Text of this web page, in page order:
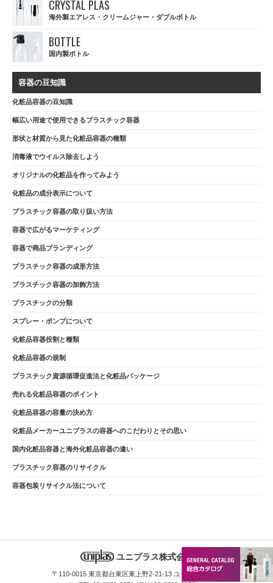
CRYSTAL PLAS
海外製エアレス・クリームジャー・ダブルボトル
BOTTLE
国内製ボトル
容器の豆知識
化粧品容器の豆知識
幅広い用途で使用できるプラスチック容器
形状と材質から見た化粧品容器の種類
消毒液でウイルス除去しよう
オリジナルの化粧品を作ってみよう
化粧品の成分表示について
プラスチック容器の取り扱い方法
容器で広がるマーケティング
容器で商品ブランディング
プラスチック容器の成形方法
プラスチック容器の加飾方法
プラスチックの分類
スプレー・ポンプについて
化粧品容器役割と種類
化粧品容器の規制
プラスチック資源循環促進法と化粧品パッケージ
売れる化粧品容器のポイント
化粧品容器の容量の決め方
化粧品メーカーユニプラスの容器へのこだわりとその思い
国内化粧品容器と海外化粧品容器の違い
プラスチック容器のリサイクル
容器包装リサイクル法について
ユニプラス株式会社
〒110-0015 東京都台東区東上野2-21-13 ユーティビル8F